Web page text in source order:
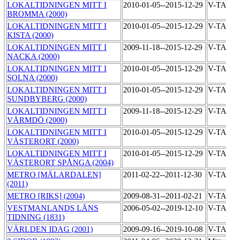
LOKALTIDNINGEN MITT I
BROMMA (2000)
2010-01-05--2015-12-29 V-
LOKALTIDNINGEN MITT I
KISTA (2000)
2010-01-05--2015-12-29 V-
LOKALTIDNINGEN MITT I
NACKA (2000)
2009-11-18--2015-12-29 V-
LOKALTIDNINGEN MITT I
SOLNA (2000)
2010-01-05--2015-12-29 V-
LOKALTIDNINGEN MITT I
SUNDBYBERG (2000)
2010-01-05--2015-12-29 V-
LOKALTIDNINGEN MITT I
VÄRMDÖ (2000)
2009-11-18--2015-12-29 V-
LOKALTIDNINGEN MITT I
VÄSTERORT (2000)
2010-01-05--2015-12-29 V-
LOKALTIDNINGEN MITT I
VÄSTERORT SPÅNGA (2004)
2010-01-05--2015-12-29 V-
METRO [MÄLARDALEN]
(2011)
2011-02-22--2011-12-30 V-
METRO [RIKS] (2004) 2009-08-31--2011-02-21
V-
VESTMANLANDS LÄNS
TIDNING (1831)
2006-05-02--2019-12-10 V-
VÄRLDEN IDAG (2001) 2009-09-16--2019-10-08 V-